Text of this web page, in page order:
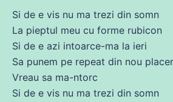
Si de e vis nu ma trezi din somn
La pieptul meu cu forme rubicon
Si de e azi intoarce-ma la ieri
Sa punem pe repeat din nou
Vreau sa ma-ntorc
Si de e vis nu ma trezi din somn